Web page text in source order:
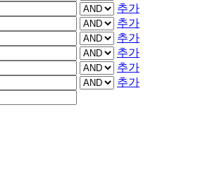
추가
추가
추가
추가
추가
추가